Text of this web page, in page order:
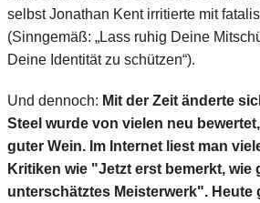
selbst Jonathan Kent irritierte mit
(Sinngemäß: „Lass ruhig Deine
Deine Identität zu schützen“).
Und dennoch: Mit der Zeit änderte
Steel wurde von vielen neu
guter Wein. Im Internet liest man
Kritiken wie "Jetzt erst bemerkt, wie
unterschätztes Meisterwerk". Heute